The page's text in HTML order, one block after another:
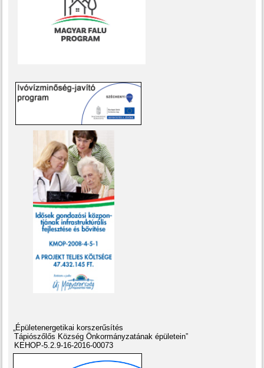
„Épületenergetikai korszerűsítés
Tápiószőlős Község Önkormányzatának épületein”
KEHOP-5.2.9-16-2016-00073